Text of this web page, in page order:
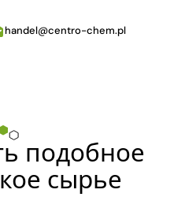
handel@centro-chem.pl
подобное
сырье